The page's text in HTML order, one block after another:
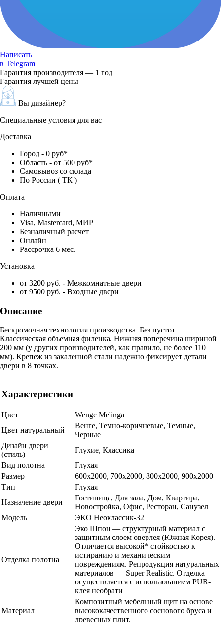
Написать
в Telegram
Гарантия производителя — 1 год
Гарантия лучшей цены
Вы дизайнер?
Специальные условия для вас
Доставка
Город - 0 руб*
Область - от 500 руб*
Самовывоз со склада
По России ( ТК )
Оплата
Наличными
Visa, Mastercard, МИР
Безналичный расчет
Онлайн
Рассрочка 6 мес.
Установка
от 3200 руб. - Межкомнатные двери
от 9500 руб. - Входные двери
Описание
Бескромочная технология производства. Без пустот.
Классическая объемная филенка. Нижняя поперечина шириной
200 мм (у других производителей, как правило, не более 110
мм). Крепеж из закаленной стали надежно фиксирует детали
двери в 8 точках.
Характеристики
Цвет
Wenge Melinga
Цвет натуральный
Венге, Темно-коричневые, Темные,
Черные
Дизайн двери
(стиль)
Глухие, Классика
Вид полотна
Глухая
Размер
600x2000, 700x2000, 800x2000, 900x2000
Тип
Глухая
Назначение двери
Гостиница, Для зала, Дом, Квартира,
Новостройка, Офис, Ресторан, Санузел
Модель
ЭКО Неоклассик-32
Отделка полотна
Эко Шпон — структурный материал с
защитным слоем оверлея (Южная Корея).
Отличается высокой* стойкостью к
истиранию и механическим
повреждениям. Репродукция натуральных
материалов — Super Realistic. Отделка
осуществляется с использованием PUR-
клея необрати
Материал
Композитный мебельный щит на основе
высококачественного соснового бруса и
древесных плит.